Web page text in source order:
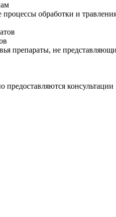
обработки и
препараты, не
консультации